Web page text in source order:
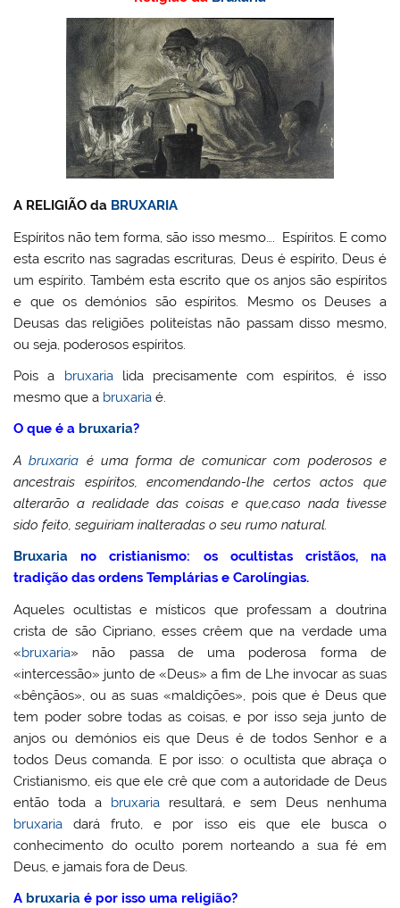
o
M
ai
l
b
o
o
k
st A
p
p
e
ss
k.
c
o
m
dI
n
A RELIGIÃO da BRUXARIA
Espíritos não tem forma, são isso mesmo…. Espíritos. E como
esta escrito nas sagradas escrituras, Deus é espírito, Deus é
um espírito. Também esta escrito que os anjos são espíritos
e que os demónios são espíritos. Mesmo os Deuses a
Deusas das religiões politeístas não passam disso mesmo,
ou seja, poderosos espíritos.
Pois a bruxarialida precisamente com espíritos, é isso
mesmo que a bruxaria é.
O que é a bruxaria?
Abruxaria é uma forma de comunicar com poderosos e
ancestrais espíritos, encomendando-lhe certos actos que
alterarão a realidade das coisas e que,caso nada tivesse
sido feito, seguiriam inalteradas o seu rumo natural.
Bruxaria no cristianismo: os ocultistas cristãos, na
tradição das ordens Templárias e Carolíngias.
Aqueles ocultistas e místicos que professam a doutrina
crista de são Cipriano, esses crêem que na verdade uma
«bruxaria» não passa de uma poderosa forma de
«intercessão» junto de «Deus» a fim de Lhe invocar as suas
«bênçãos», ou as suas «maldições», pois que é Deus que
tem poder sobre todas as coisas, e por isso seja junto de
anjos ou demónios eis que Deus é de todos Senhor e a
todos Deus comanda. E por isso: o ocultista que abraça o
Cristianismo, eis que ele crê que com a autoridade de Deus
então toda a bruxariaresultará, e sem Deus nenhuma
bruxaria dará fruto, e por isso eis que ele busca o
conhecimento do oculto porem norteando a sua fé em
Deus, e jamais fora de Deus.
A bruxaria é por isso uma religião?